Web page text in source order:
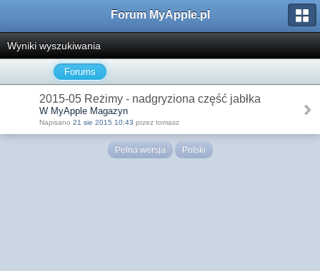
Forum MyApple.pl
Wyniki wyszukiwania
Forums
2015-05 Reżimy - nadgryziona część jabłka
W MyApple Magazyn
Napisano 21 sie 2015 10:43 przez tomasz
Pełna wersja Polski